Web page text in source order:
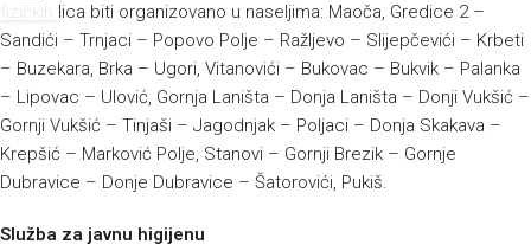
fizičkih lica biti organizovano u naseljima: Maoča, Gredice 2 –
Sandići – Trnjaci – Popovo Polje – Ražljevo – Slijepčevići – Krbeti
– Buzekara, Brka – Ugori, Vitanovići – Bukovac – Bukvik – Palanka
– Lipovac – Ulović, Gornja Laništa – Donja Laništa – Donji Vukšić –
Gornji Vukšić – Tinjaši – Jagodnjak – Poljaci – Donja Skakava –
Krepšić – Marković Polje, Stanovi – Gornji Brezik – Gornje
Dubravice – Donje Dubravice – Šatorovići, Pukiš.
Služba za javnu higijenu